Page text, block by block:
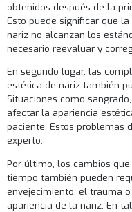
obtenidos después de la
Esto puede significar que
nariz no alcanzan los
necesario reevaluar y
En segundo lugar, las
estética de nariz también
Situaciones como
afectar la apariencia
paciente. Estos problemas
experto.
Por último, los cambios
tiempo también pueden
envejecimiento, el trauma
apariencia de la nariz. En